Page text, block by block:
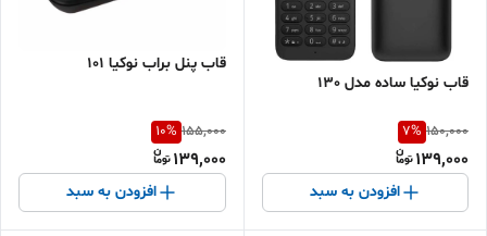
قاب نوکیا ساده مدل 130
150,000
7%
139,000
افزودن به سبد
قاب پنل براب نوکیا ۱۰۱
155,000
10%
139,000
افزودن به سبد